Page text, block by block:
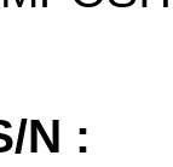
N :